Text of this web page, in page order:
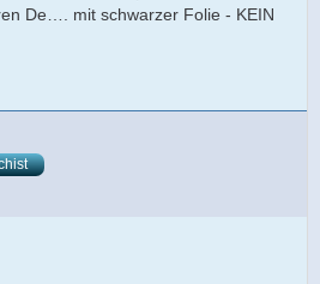
De…. mit schwarzer Folie - KEIN